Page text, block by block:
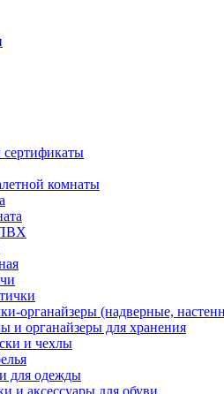
комнаты
ПВХ
органайзеры (надверные,
и органайзеры для хранения
и чехлы
для одежды
и аксессуары для обуви